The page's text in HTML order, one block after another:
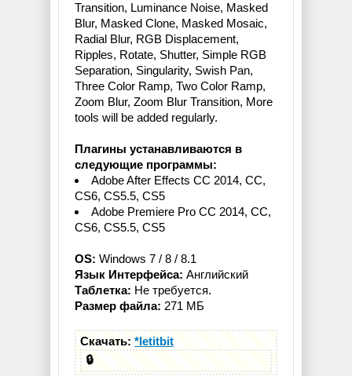
Transition, Luminance Noise, Masked
Blur, Masked Clone, Masked Mosaic,
Radial Blur, RGB Displacement,
Ripples, Rotate, Shutter, Simple RGB
Separation, Singularity, Swish Pan,
Three Color Ramp, Two Color Ramp,
Zoom Blur, Zoom Blur Transition, More
tools will be added regularly.
Плагины устанавливаются в
следующие программы:
Adobe After Effects CC 2014, CC,
CS6, CS5.5, CS5
Adobe Premiere Pro CC 2014, CC,
CS6, CS5.5, CS5
OS: Windows 7 / 8 / 8.1
Язык Интерфейса: Английский
Таблетка: Не требуется.
Размер файла: 271 МБ
Скачать:*letitbit
🔒